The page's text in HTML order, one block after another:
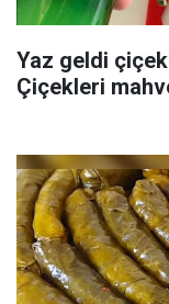
Yaz geldi
Çiçekleri